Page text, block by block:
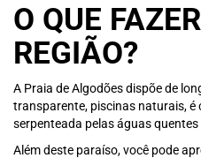
O QUE
REGIÃO?
A Praia de Algodões dispõe de
transparente, piscinas naturais, é
serpenteada pelas águas
Além deste paraíso, você pode